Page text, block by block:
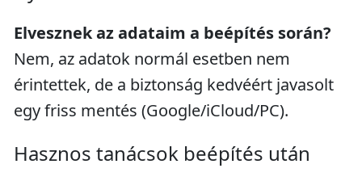
Elvesznek az adataim a beépítés során?
Nem, az adatok normál esetben nem
érintettek, de a biztonság kedvéért javasolt
egy friss mentés (Google/iCloud/PC).
Hasznos tanácsok beépítés után